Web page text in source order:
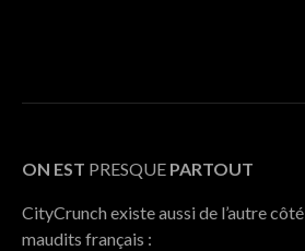
ON EST PRESQUE PARTOUT
CityCrunch existe aussi de l’autre côté
maudits français :